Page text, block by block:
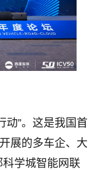
动”。这是我国首
展的多车企、大
学城智能网联